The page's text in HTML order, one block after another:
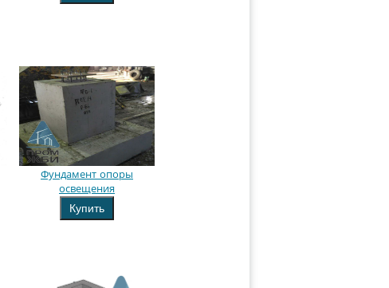
Фундамент опоры
освещения
Купить